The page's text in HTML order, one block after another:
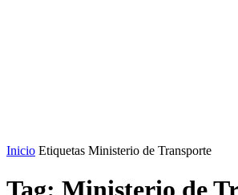
Inicio Etiquetas Ministerio de Transporte